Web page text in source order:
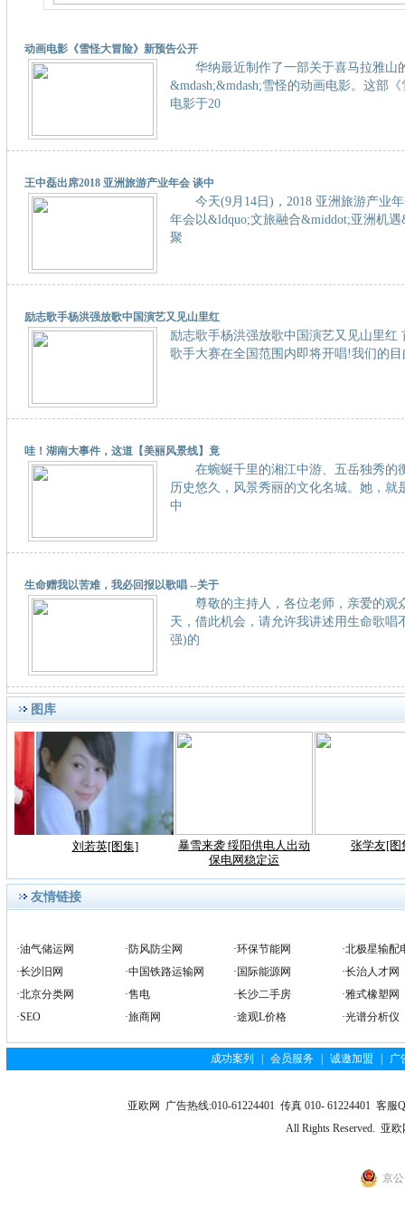
动画电影《雪怪大冒险》新预告公开
华纳最近制作了一部关于喜马拉雅山
&mdash;&mdash;雪怪的动画电影。这部
电影于20
王中磊出席2018 亚洲旅游产业年会 谈中
今天(9月14日)，2018 亚洲旅游产业年
年会以&ldquo;文旅融合&middot;亚洲机
聚
励志歌手杨洪强放歌中国演艺又见山里红
励志歌手杨洪强放歌中国演艺又见山里红
歌手大赛在全国范围内即将开唱!我们的
哇！湖南大事件，这道【美丽风景线】竟
在蜿蜒千里的湘江中游、五岳独秀的
历史悠久，风景秀丽的文化名城。她，就
中
生命赠我以苦难，我必回报以歌唱 --关于
尊敬的主持人，各位老师，亲爱的
天，借此机会，请允许我讲述用生命歌唱
强)的
图库
刘若英[图集]
暴雪来袭 绥阳供电人出动
保电网稳定运
张学友[图
友情链接
·油气储运网 ·防风防尘网 ·环保节能网 ·北极星输配
·长沙旧网 ·中国铁路运输网 · 国际能源网 ·长治人才网
·北京分类网 ·售电 ·长沙二手房 ·雅式橡塑网
·SEO ·旅商网 ·途观L价格 ·光谱分析仪
成功案列 会员服务 诚邀加盟 广
亚欧网 广告热线:010-61224401 传真 010- 61224401 客服
All Rights Reserved. 亚
京公